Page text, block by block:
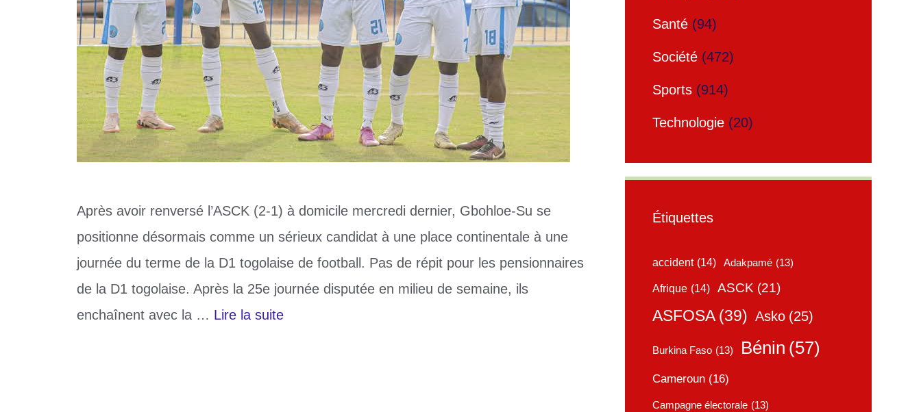
Après avoir renversé l’ASCK (2-1) à domicile mercredi dernier, Gbohloe-Su se
positionne désormais comme un sérieux candidat à une place continentale à une
journée du terme de la D1 togolaise de football. Pas de répit pour les pensionnaires
de la D1 togolaise. Après la 25e journée disputée en milieu de semaine, ils
enchaînent avec la … Lire la suite
Santé (94)
Société (472)
Sports (914)
Technologie (20)
Étiquettes
accident (14) Adakpamé (13)
Afrique (14) ASCK (21)
ASFOSA (39) Asko (25)
Burkina Faso (13) Bénin (57)
Cameroun (16)
Campagne électorale (13)